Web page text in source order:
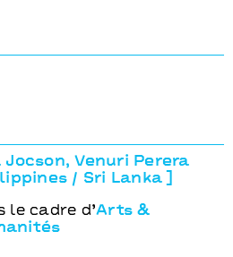
Jocson, Venuri Perera
/ Sri Lanka ]
le cadre d’Arts &